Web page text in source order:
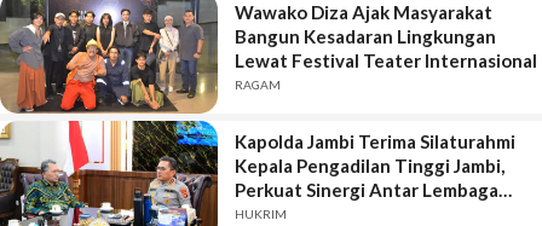
Wawako Diza Ajak Masyarakat
Bangun Kesadaran Lingkungan
Lewat Festival Teater Internasional
RAGAM
Kapolda Jambi Terima Silaturahmi
Kepala Pengadilan Tinggi Jambi,
Perkuat Sinergi Antar Lembaga
Penegak Hukum
HUKRIM